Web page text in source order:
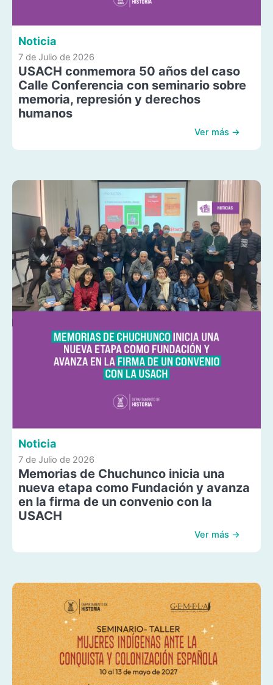
Noticia
7 de Julio de 2026
USACH conmemora 50 años del caso
Calle Conferencia con seminario sobre
memoria, represión y derechos
humanos
Ver más →
Noticia
7 de Julio de 2026
Memorias de Chuchunco inicia una
nueva etapa como Fundación y avanza
en la firma de un convenio con la
USACH
Ver más →